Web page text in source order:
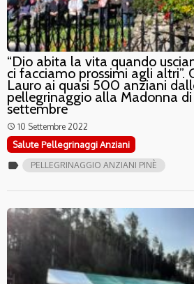
“Dio abita la vita quando
ci facciamo prossimi agli altri”.
Lauro ai quasi 500 anziani
pellegrinaggio alla Madonna
settembre
access_time 10 Settembre 2022
Salute Pellegrinaggi Anziani
label PELLEGRINAGGIO ANZIANI PINÈ